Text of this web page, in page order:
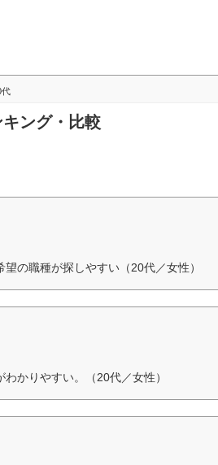
代
キング・比較
の職種が探しやすい（20代／女性）
かりやすい。（20代／女性）